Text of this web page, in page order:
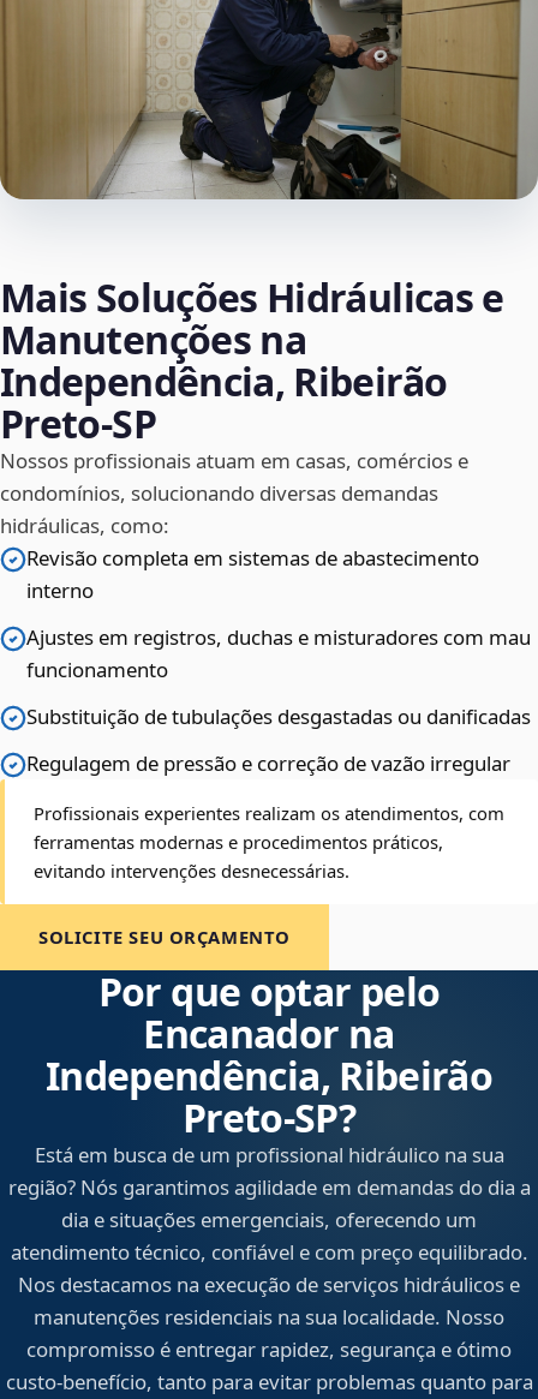
Mais Soluções Hidráulicas e
Manutenções na
Independência, Ribeirão
Preto‑SP
Nossos profissionais atuam em casas, comércios e
condomínios, solucionando diversas demandas
hidráulicas, como:
Revisão completa em sistemas de abastecimento
interno
Ajustes em registros, duchas e misturadores com mau
funcionamento
Substituição de tubulações desgastadas ou danificadas
Regulagem de pressão e correção de vazão irregular
Profissionais experientes realizam os atendimentos, com
ferramentas modernas e procedimentos práticos,
evitando intervenções desnecessárias.
SOLICITE SEU ORÇAMENTO
Por que optar pelo
Encanador na
Independência, Ribeirão
Preto‑SP?
Está em busca de um profissional hidráulico na sua
região? Nós garantimos agilidade em demandas do dia a
dia e situações emergenciais, oferecendo um
atendimento técnico, confiável e com preço equilibrado.
Nos destacamos na execução de serviços hidráulicos e
manutenções residenciais na sua localidade. Nosso
compromisso é entregar rapidez, segurança e ótimo
custo-benefício, tanto para evitar problemas quanto para